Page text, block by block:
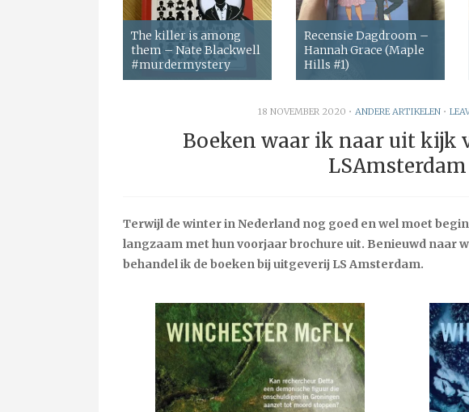
The killer is among
them – Nate Blackwell
#murdermystery
Recensie Dagdroom –
Hannah Grace (Maple
Hills #1)
18 NOVEMBER 2020 •ANDERE ARTIKELEN •
Boeken waar ik naar uit kijk
LSAmsterdam
Terwijl de winter in Nederland nog goed en wel moet
langzaam met hun voorjaar brochure uit. Benieuwd naar
behandel ik de boeken bij uitgeverij LS Amsterdam.